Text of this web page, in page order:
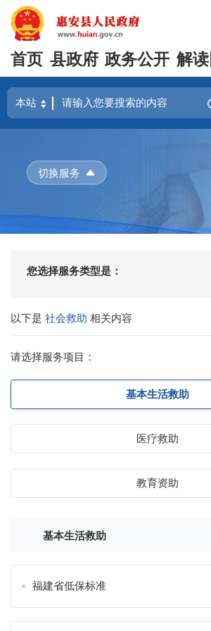
首页 县政府 政务公开 解
切换服务
您选择服务类型是：
以下是社会救助相关内容
请选择服务项目：
基本生活救助
医疗救助
教育资助
基本生活救助
福建省低保标准